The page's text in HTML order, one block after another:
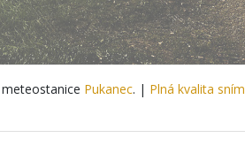
Pukanec. | Plná kvalita